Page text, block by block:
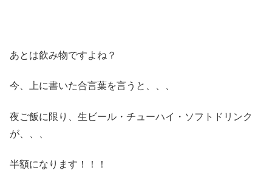
あとは飲み物ですよね？
今、上に書いた合言葉を言うと、、、
夜ご飯に限り、生ビール・チューハイ・ソフトドリンク
が、、、
半額になります！！！